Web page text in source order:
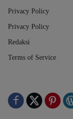
Privacy Policy
Privacy Policy
Redaksi
Terms of Service